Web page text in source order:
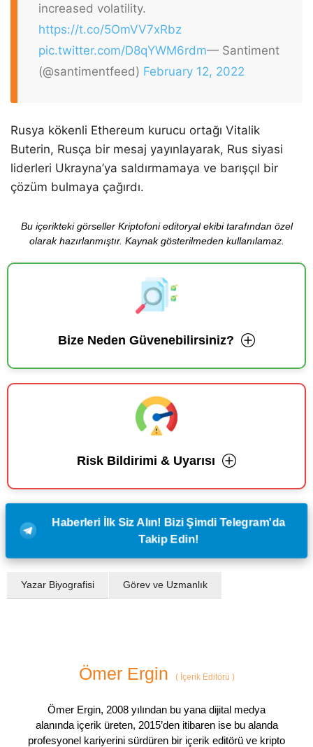
increased volatility.
https://t.co/5OmVV7xRbz
pic.twitter.com/D8qYWM6rdm— Santiment
(@santimentfeed) February 12, 2022
Rusya kökenli Ethereum kurucu ortağı Vitalik
Buterin, Rusça bir mesaj yayınlayarak, Rus siyasi
liderleri Ukrayna’ya saldırmamaya ve barışçıl bir
çözüm bulmaya çağırdı.
Bu içerikteki görseller Kriptofoni editoryal ekibi tarafından özel
olarak hazırlanmıştır. Kaynak gösterilmeden kullanılamaz.
Bize Neden Güvenebilirsiniz?
Risk Bildirimi & Uyarısı
Haberleri İlk Siz Alın! Bizi Şimdi Telegram'da
Takip Edin!
Yazar Biyografisi Görev ve Uzmanlık
Ömer Ergin (İçerik Editörü )
Ömer Ergin, 2008 yılından bu yana dijital medya
alanında içerik üreten, 2015’den itibaren ise bu alanda
profesyonel kariyerini sürdüren bir içerik editörü ve kripto